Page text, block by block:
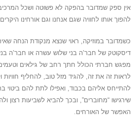
אין ספק שמדובר בהפקה לא פשוטה ושכל
להפוך אותו לחוויה שגם אנחנו וגם אורחינו
כשמדובר במוזיקה, ראוי שנצא מנקודת הנחה
דיסקוטק של חבר’ה בני שלוש עשרה או חבר’ה
מפגש חברתי הכולל חתך רחב של גילאים וטעמים
לראות זה את זה, להגיד מזל טוב, להחליף חוויות
להתייחס אליהם בכבוד, ואפילו לתת להם ביטוי
שירגישו “מחוברים”, ובכך להביא לשביעות
האפשר של האורחים.